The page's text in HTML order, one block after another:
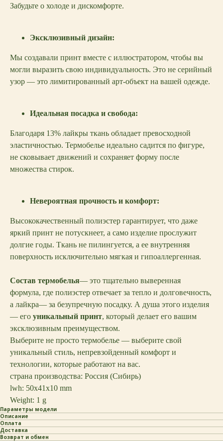
Забудьте о холоде и дискомфорте.
Эксклюзивный дизайн:
Мы создавали принт вместе с иллюстратором, чтобы вы
могли выразить свою индивидуальность. Это не серийный
узор — это лимитированный арт-объект на вашей одежде.
Идеальная посадка и свобода:
Благодаря 13% лайкры ткань обладает превосходной
эластичностью. Термобелье идеально садится по фигуре,
не сковывает движений и сохраняет форму после
множества стирок.
Невероятная прочность и комфорт:
Высококачественный полиэстер гарантирует, что даже
яркий принт не потускнеет, а само изделие прослужит
долгие годы. Ткань не пилингуется, а ее внутренняя
поверхность исключительно мягкая и гипоаллергенная.
Состав термобелья— это тщательно выверенная
формула, где полиэстер отвечает за тепло и долговечность,
а лайкра— за безупречную посадку. А душа этого изделия
— его уникальный принт, который делает его вашим
эксклюзивным преимуществом.
Выберите не просто термобелье — выберите свой
уникальный стиль, непревзойденный комфорт и
технологии, которые работают на вас.
страна производства: Россия (Сибирь)
lwh: 50x41x10 mm
Weight: 1 g
Параметры модели
Описание
Оплата
Доставка
Возврат и обмен